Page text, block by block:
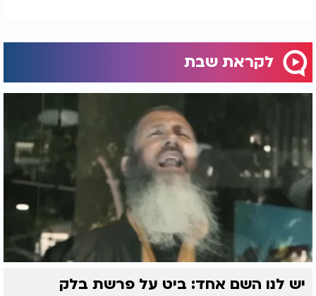
לקראת שבת
יש לנו השם אחד: ביט על פרשת בלק